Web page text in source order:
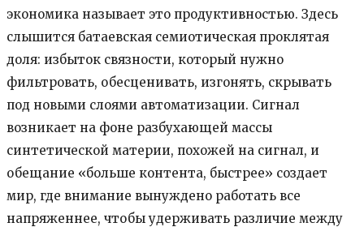
экономика называет это продуктивностью. Здесь
слышится батаевская семиотическая проклятая
доля: избыток связности, который нужно
фильтровать, обесценивать, изгонять, скрывать
под новыми слоями автоматизации. Сигнал
возникает на фоне разбухающей массы
синтетической материи, похожей на сигнал, и
обещание «больше контента, быстрее» создает
мир, где внимание вынуждено работать все
напряженнее, чтобы удерживать различие между